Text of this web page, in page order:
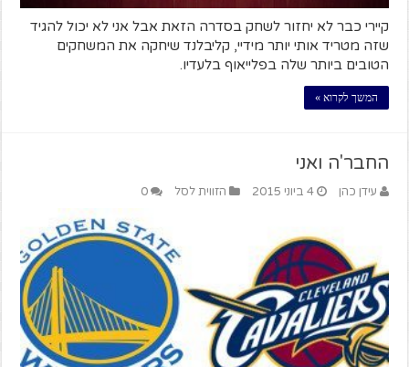
קיירי כבר לא יחזור לשחק בסדרה הזאת אבל אני לא יכול להגיד
שזה מטריד אותי יותר מידיי, קליבלנד שיחקה את המשחקים
הטובים ביותר שלה בפלייאוף בלעדיו.
המשך לקרוא »
החבר'ה ואני
עידן כהן 4 ביוני 2015 הזווית לסל 0